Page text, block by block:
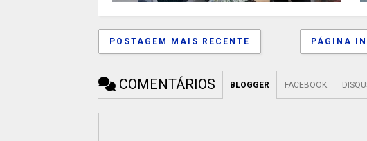
POSTAGEM MAIS RECENTE PÁGINA
COMENTÁRIOS BLOGGER FACEBOOK